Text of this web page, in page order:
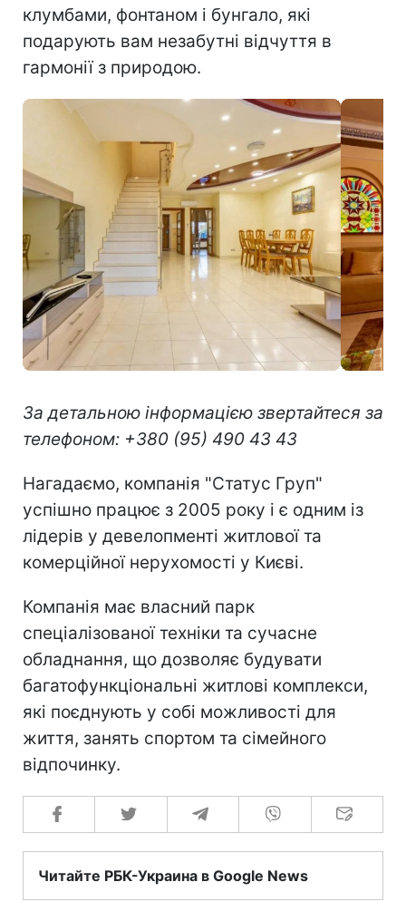
клумбами, фонтаном і бунгало, які
подарують вам незабутні відчуття в
гармонії з природою.
За детальною інформацією звертайтеся за
телефоном: +380 (95) 490 43 43
Нагадаємо, компанія "Статус Груп"
успішно працює з 2005 року і є одним із
лідерів у девелопменті житлової та
комерційної нерухомості у Києві.
Компанія має власний парк
спеціалізованої техніки та сучасне
обладнання, що дозволяє будувати
багатофункціональні житлові комплекси,
які поєднують у собі можливості для
життя, занять спортом та сімейного
відпочинку.
Читайте РБК-Украина в Google News